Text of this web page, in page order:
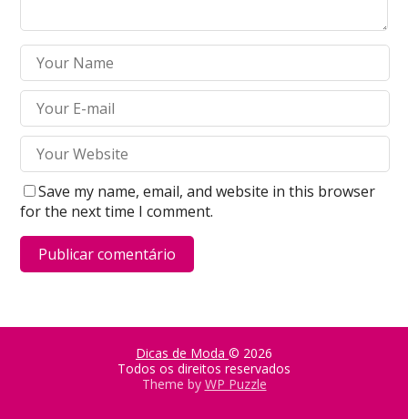
Save my name, email, and website in this browser
for the next time I comment.
Dicas de Moda © 2026
Todos os direitos reservados
Theme by WP Puzzle